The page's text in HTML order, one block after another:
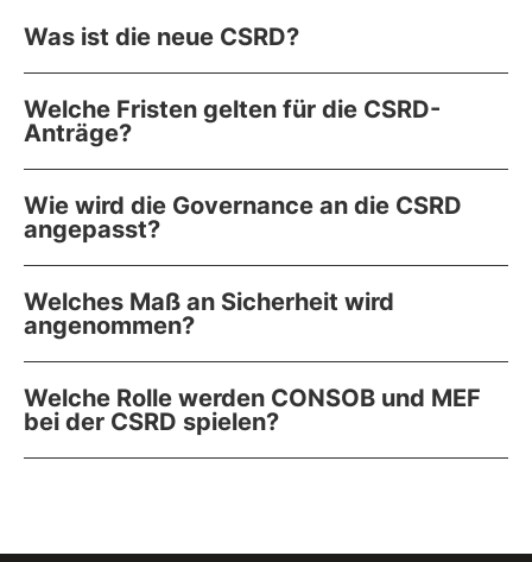
Was ist die neue CSRD?
Welche Fristen gelten für die CSRD-
Anträge?
Wie wird die Governance an die CSRD
angepasst?
Welches Maß an Sicherheit wird
angenommen?
Welche Rolle werden CONSOB und MEF
bei der CSRD spielen?